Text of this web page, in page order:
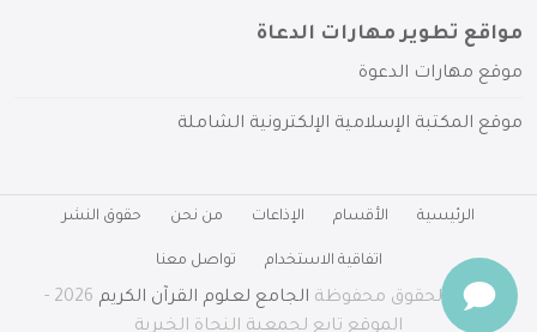
مواقع تطوير مهارات الدعاة
موقع مهارات الدعوة
موقع المكتبة الإسلامية الإلكترونية الشاملة
الرئيسية الأقسام الإذاعات من نحن حقوق النشر
اتفاقية الاستخدام تواصل معنا
جميع الحقوق محفوظة الجامع لعلوم القرآن الكريم
2026 -
الموقع تابع لجمعية النجاة الخيرية